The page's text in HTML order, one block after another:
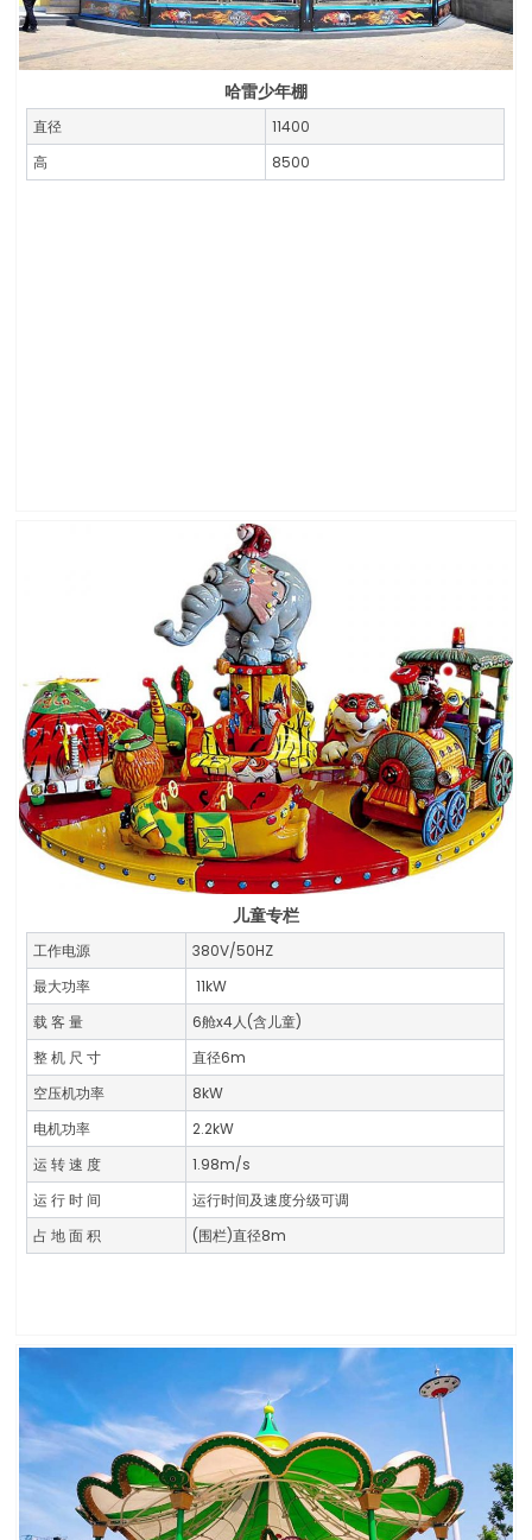
哈雷少年棚
直径
11400
高
8500
儿童专栏
工作电源
380V/50HZ
最大功率
11kW
载 客 量
6舱x4人(含儿童)
整 机 尺 寸
直径6m
空压机功率
8kW
电机功率
2.2kW
运 转 速 度
1.98m/s
运 行 时 间
运行时间及速度分级可调
占 地 面 积
(围栏)直径8m